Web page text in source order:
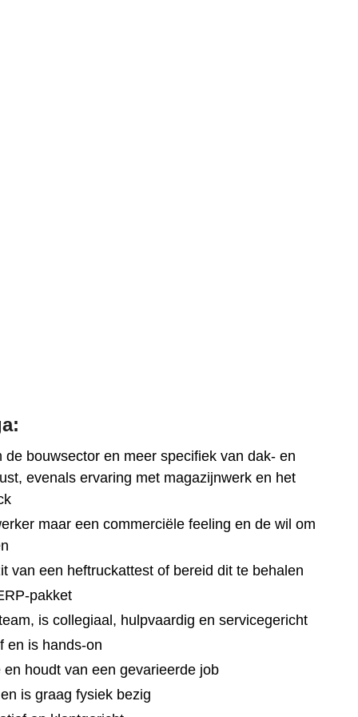
de bouwsector en meer specifiek van dak- en
evenals ervaring met magazijnwerk en het
maar een commerciële feeling en de wil om
van een heftruckattest of bereid dit te behalen
pakket
is collegiaal, hulpvaardig en servicegericht
en is hands-on
houdt van een gevarieerde job
is graag fysiek bezig